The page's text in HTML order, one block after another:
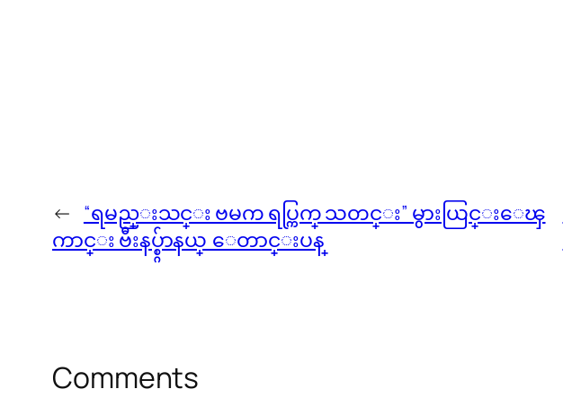
← “ရမည္းသင္း ဗမက ရပ္ကြက္ သတင္း” မွားယြင္းေၾ
ကာင္း ဗီးနပ္စ္ဂ်ာနယ္ ေတာင္းပန္
Comments